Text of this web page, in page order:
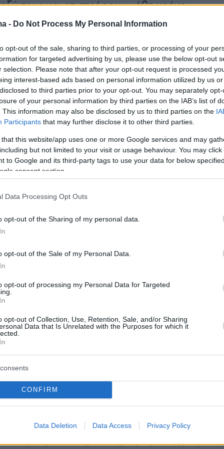
- Do Not Process My Personal Information
opt-out of the sale, sharing to third parties, or processing of your
for targeted advertising by us, please use the below opt-out
selection. Please note that after your opt-out request is processed
interest-based ads based on personal information utilized by us
to third parties prior to your opt-out. You may separately
of your personal information by third parties on the IAB’s list of
This information may also be disclosed by us to third parties on the
Participants that may further disclose it to other third parties.
that this website/app uses one or more Google services and may
but not limited to your visit or usage behaviour. You may
to Google and its third-party tags to use your data for below
consent section.
Data Processing Opt Outs
opt-out of the Sharing of my personal data.
opt-out of the Sale of my Personal Data.
opt-out of processing my Personal Data for Targeted
opt-out of Collection, Use, Retention, Sale, and/or Sharing
Data that Is Unrelated with the Purposes for which it
CONFIRM
Data Deletion Data Access Privacy Policy
τους και επιστρέφουν κάθε χρόνο
το -σχεδόν- θεσμικό ραντεβού τους.
σε συνδιοργάνωση με την
Περιφερειακή Ενότητα Καρδίτσας,
την Περιφερειακή Ένωση Δήμων
το Επιμελητήριο Καρδίτσας και με τη
της Ιεράς Μητρόπολης Θεσσαλιώτιδος και
η Καρδίτσα αναμένεται να βρεθεί στο
πανελλαδικού ενδιαφέροντος με μια
στο είδος του.
θα αξιολογηθούν από την Κριτική
πολιτισμού.
σημαντικές στιγμές στην ιστορία του
αποτελέσει η παρουσία του κορυφαίου
Ξαρχάκου
Θεάτρου Καρδίτσας.
θα παραστεί στην Τελετή Λήξης, το
στο τιμητικό αφιέρωμα που έχει
θα μιλήσει ο δημοσιογράφος, συγγραφέας,